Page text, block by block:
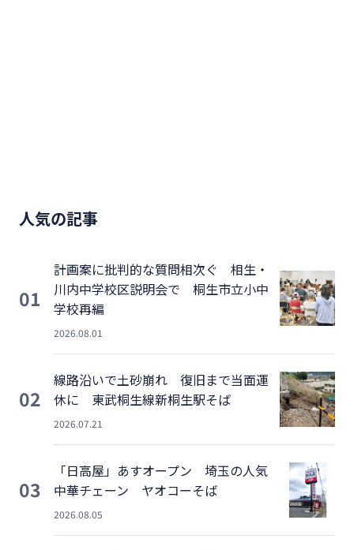
人気の記事
01
計画案に批判的な質問相次ぐ 相生・
川内中学校区説明会で 桐生市立小中
学校再編
2026.08.01
02
線路沿いで土砂崩れ 復旧まで当面運
休に 東武桐生線新桐生駅そば
2026.07.21
03
「日高屋」あすオープン 埼玉の人気
中華チェーン ヤオコーそば
2026.08.05